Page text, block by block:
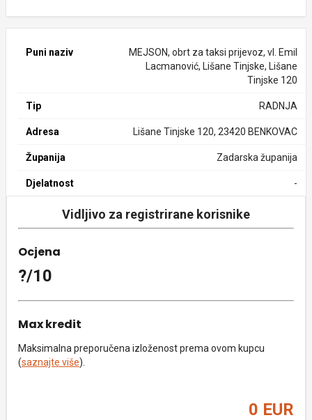
Puni naziv
MEJSON, obrt za taksi prijevoz, vl. Emil
Lacmanović, Lišane Tinjske, Lišane
Tinjske 120
Tip RADNJA
Adresa Lišane Tinjske 120, 23420 BENKOVAC
Županija Zadarska županija
Djelatnost -
Vidljivo za registrirane korisnike
Ocjena
?/10
Max kredit
Maksimalna preporučena izloženost prema ovom kupcu
(saznajte više).
0 EUR